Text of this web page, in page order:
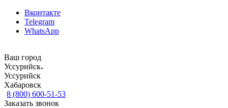
Вконтакте
Telegram
WhatsApp
Ваш город
Уссурийск
Уссурийск
Хабаровск
8 (800) 600-51-53
Заказать звонок